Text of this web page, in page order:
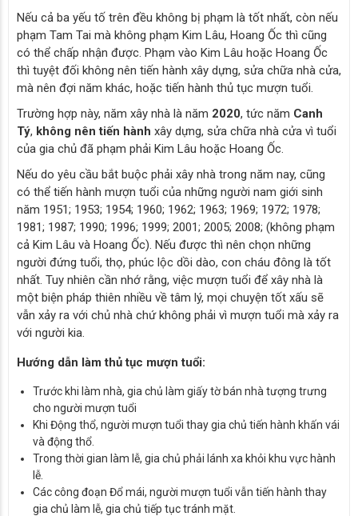
Nếu cả ba yếu tố trên đều không bị phạm là tốt nhất, còn nếu
phạm Tam Tai mà không phạm Kim Lâu, Hoang Ốc thì cũng
có thể chấp nhận được. Phạm vào Kim Lâu hoặc Hoang Ốc
thì tuyệt đối không nên tiến hành xây dựng, sửa chữa nhà cửa,
mà nên đợi năm khác, hoặc tiến hành thủ tục mượn tuổi.
Trường hợp này, năm xây nhà là năm 2020, tức năm Canh
Tý, không nên tiến hành xây dựng, sửa chữa nhà cửa vì tuổi
của gia chủ đã phạm phải Kim Lâu hoặc Hoang Ốc.
Nếu do yêu cầu bắt buộc phải xây nhà trong năm nay, cũng
có thể tiến hành mượn tuổi của những người nam giới sinh
năm 1951; 1953; 1954; 1960; 1962; 1963; 1969; 1972; 1978;
1981; 1987; 1990; 1996; 1999; 2001; 2005; 2008; (không phạm
cả Kim Lâu và Hoang Ốc). Nếu được thì nên chọn những
người đứng tuổi, thọ, phúc lộc dồi dào, con cháu đông là tốt
nhất. Tuy nhiên cần nhớ rằng, việc mượn tuổi để xây nhà là
một biện pháp thiên nhiều về tâm lý, mọi chuyện tốt xấu sẽ
vẫn xảy ra với chủ nhà chứ không phải vì mượn tuổi mà xảy ra
với người kia.
Hướng dẫn làm thủ tục mượn tuổi:
Trước khi làm nhà, gia chủ làm giấy tờ bán nhà tượng trưng
cho người mượn tuổi
Khi Động thổ, người mượn tuổi thay gia chủ tiến hành khấn vái
và động thổ.
Trong thời gian làm lễ, gia chủ phải lánh xa khỏi khu vực hành
lễ.
Các công đoạn Đổ mái, người mượn tuổi vẫn tiến hành thay
gia chủ làm lễ, gia chủ tiếp tục tránh mặt.